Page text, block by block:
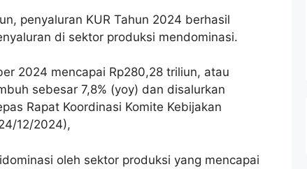
penyaluran KUR Tahun 2024 berhasil
di sektor produksi mendominasi.
2024 mencapai Rp280,28 triliun, atau
sebesar 7,8% (yoy) dan disalurkan
Rapat Koordinasi Komite Kebijakan
12/2024),
oleh sektor produksi yang mencapai